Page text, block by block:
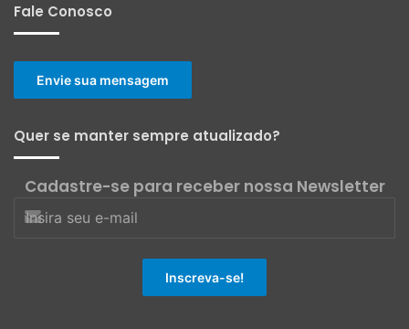
Fale Conosco
Envie sua mensagem
Quer se manter sempre atualizado?
Cadastre-se para receber nossa Newsletter